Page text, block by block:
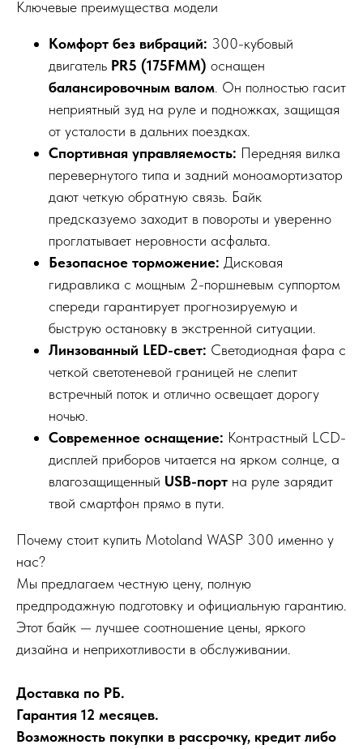
Ключевые преимущества модели
Комфорт без вибраций: 300-кубовый
двигатель PR5 (175FMM) оснащен
балансировочным валом . Он полностью гасит
неприятный зуд на руле и подножках, защищая
от усталости в дальних поездках.
Спортивная управляемость: Передняя вилка
перевернутого типа и задний моноамортизатор
дают четкую обратную связь. Байк
предсказуемо заходит в повороты и уверенно
проглатывает неровности асфальта.
Безопасное торможение: Дисковая
гидравлика с мощным 2-поршневым суппортом
спереди гарантирует прогнозируемую и
быструю остановку в экстренной ситуации.
Линзованный LED-свет: Светодиодная фара с
четкой светотеневой границей не слепит
встречный поток и отлично освещает дорогу
ночью.
Современное оснащение: Контрастный LCD-
дисплей приборов читается на ярком солнце, а
влагозащищенный USB-порт на руле зарядит
твой смартфон прямо в пути.
Почему стоит купить Motoland WASP 300 именно у
нас?
Мы предлагаем честную цену, полную
предпродажную подготовку и официальную гарантию.
Этот байк — лучшее соотношение цены, яркого
дизайна и неприхотливости в обслуживании.
Доставка по РБ.
Гарантия 12 месяцев.
Возможность покупки в рассрочку, кредит либо